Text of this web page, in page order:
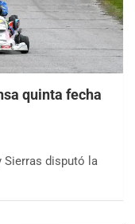
quinta fecha
Sierras disputó la